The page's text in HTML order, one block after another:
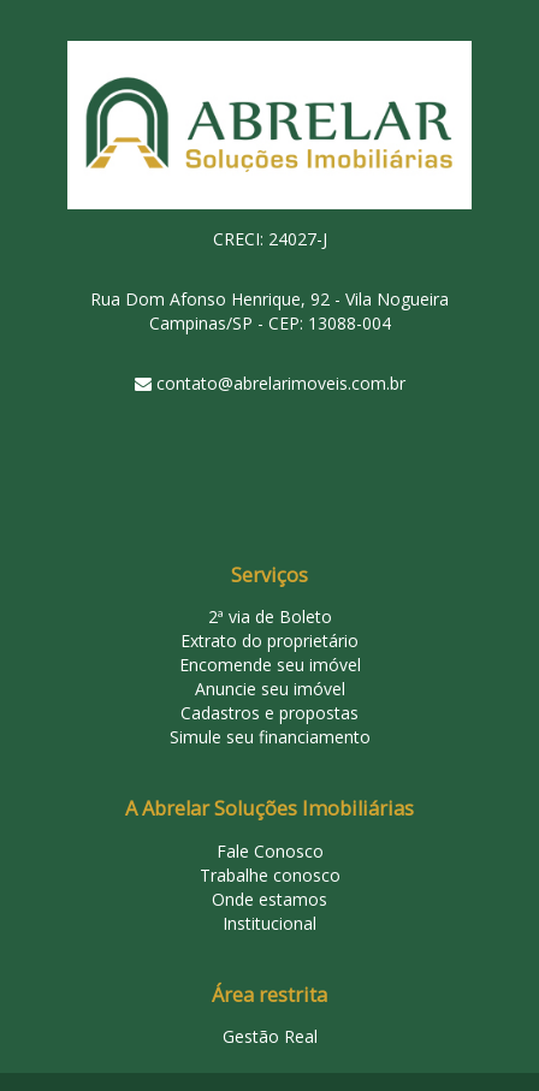
CRECI: 24027-J
Rua Dom Afonso Henrique, 92 - Vila Nogueira
Campinas/SP - CEP: 13088-004
contato@abrelarimoveis.com.br
Serviços
2ª via de Boleto
Extrato do proprietário
Encomende seu imóvel
Anuncie seu imóvel
Cadastros e propostas
Simule seu financiamento
A Abrelar Soluções Imobiliárias
Fale Conosco
Trabalhe conosco
Onde estamos
Institucional
Área restrita
Gestão Real